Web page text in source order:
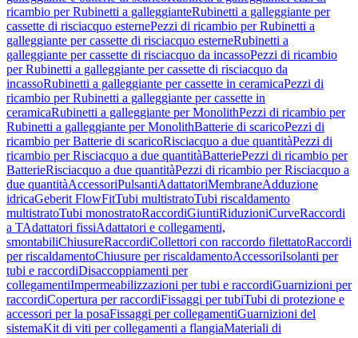
ricambio per Rubinetti a galleggianteRubinetti a galleggiante per
cassette di risciacquo esternePezzi di ricambio per Rubinetti a
galleggiante per cassette di risciacquo esterneRubinetti a
galleggiante per cassette di risciacquo da incassoPezzi di ricambio
per Rubinetti a galleggiante per cassette di risciacquo da
incassoRubinetti a galleggiante per cassette in ceramicaPezzi di
ricambio per Rubinetti a galleggiante per cassette in
ceramicaRubinetti a galleggiante per MonolithPezzi di ricambio per
Rubinetti a galleggiante per MonolithBatterie di scaricoPezzi di
ricambio per Batterie di scaricoRisciacquo a due quantitàPezzi di
ricambio per Risciacquo a due quantitàBatteriePezzi di ricambio per
BatterieRisciacquo a due quantitàPezzi di ricambio per Risciacquo a
due quantitàAccessoriPulsantiAdattatoriMembraneAdduzione
idricaGeberit FlowFitTubi multistratoTubi riscaldamento
multistratoTubi monostratoRaccordiGiuntiRiduzioniCurveRaccordi
a TAdattatori fissiAdattatori e collegamenti,
smontabiliChiusureRaccordiCollettori con raccordo filettatoRaccordi
per riscaldamentoChiusure per riscaldamentoAccessoriIsolanti per
tubi e raccordiDisaccoppiamenti per
collegamentiImpermeabilizzazioni per tubi e raccordiGuarnizioni per
raccordiCopertura per raccordiFissaggi per tubiTubi di protezione e
accessori per la posaFissaggi per collegamentiGuarnizioni del
sistemaKit di viti per collegamenti a flangiaMateriali di